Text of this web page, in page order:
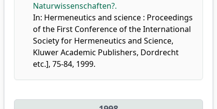
Naturwissenschaften?.
In: Hermeneutics and science : Proceedings
of the First Conference of the International
Society for Hermeneutics and Science,
Kluwer Academic Publishers, Dordrecht
etc.], 75-84, 1999.